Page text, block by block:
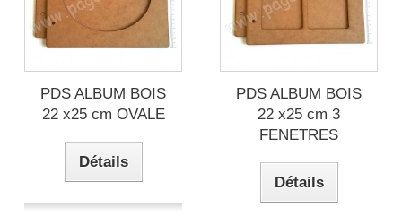
PDS ALBUM BOIS
22 x25 cm OVALE
Détails
PDS ALBUM BOIS
22 x25 cm 3
FENETRES
Détails